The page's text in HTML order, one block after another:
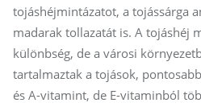
tojáshéjmintázatot, a tojássárga
madarak tollazatát is. A tojáshéj
különbség, de a városi
tartalmaztak a tojások,
és A-vitamint, de E-vitaminból